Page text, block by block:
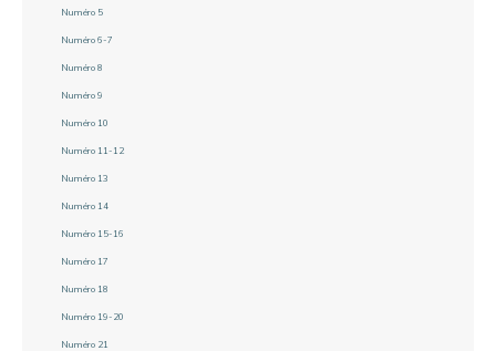
Numéro 5
Numéro 6-7
Numéro 8
Numéro 9
Numéro 10
Numéro 11-12
Numéro 13
Numéro 14
Numéro 15-16
Numéro 17
Numéro 18
Numéro 19-20
Numéro 21